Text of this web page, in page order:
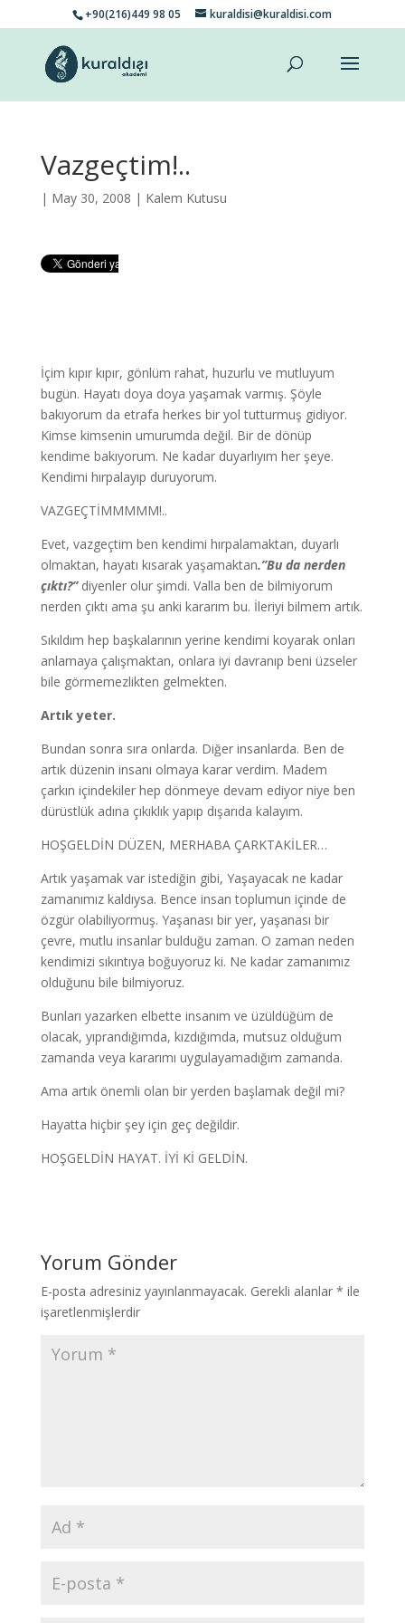
+90(216)449 98 05 kuraldisi@kuraldisi.com
Vazgeçtim!..
| May 30, 2008 | Kalem Kutusu
İçim kıpır kıpır, gönlüm rahat, huzurlu ve mutluyum
bugün. Hayatı doya doya yaşamak varmış. Şöyle
bakıyorum da etrafa herkes bir yol tutturmuş gidiyor.
Kimse kimsenin umurumda değil. Bir de dönüp
kendime bakıyorum. Ne kadar duyarlıyım her şeye.
Kendimi hırpalayıp duruyorum.
VAZGEÇTİMMMMM!..
Evet, vazgeçtim ben kendimi hırpalamaktan, duyarlı
olmaktan, hayatı kısarak yaşamaktan.”Bu da nerden
çıktı?”diyenler olur şimdi. Valla ben de bilmiyorum
nerden çıktı ama şu anki kararım bu. İleriyi bilmem artık.
Sıkıldım hep başkalarının yerine kendimi koyarak onları
anlamaya çalışmaktan, onlara iyi davranıp beni üzseler
bile görmemezlikten gelmekten.
Artık yeter.
Bundan sonra sıra onlarda. Diğer insanlarda. Ben de
artık düzenin insanı olmaya karar verdim. Madem
çarkın içindekiler hep dönmeye devam ediyor niye ben
dürüstlük adına çıkıklık yapıp dışarıda kalayım.
HOŞGELDİN DÜZEN, MERHABA ÇARKTAKİLER…
Artık yaşamak var istediğin gibi, Yaşayacak ne kadar
zamanımız kaldıysa. Bence insan toplumun içinde de
özgür olabiliyormuş. Yaşanası bir yer, yaşanası bir
çevre, mutlu insanlar bulduğu zaman. O zaman neden
kendimizi sıkıntıya boğuyoruz ki. Ne kadar zamanımız
olduğunu bile bilmiyoruz.
Bunları yazarken elbette insanım ve üzüldüğüm de
olacak, yıprandığımda, kızdığımda, mutsuz olduğum
zamanda veya kararımı uygulayamadığım zamanda.
Ama artık önemli olan bir yerden başlamak değil mi?
Hayatta hiçbir şey için geç değildir.
HOŞGELDİN HAYAT. İYİ Kİ GELDİN.
Yorum Gönder
E-posta adresiniz yayınlanmayacak. Gerekli alanlar * ile
işaretlenmişlerdir